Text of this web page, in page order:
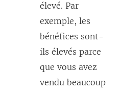
élevé. Par
exemple, les
bénéfices sont-
ils élevés parce
que vous avez
vendu beaucoup